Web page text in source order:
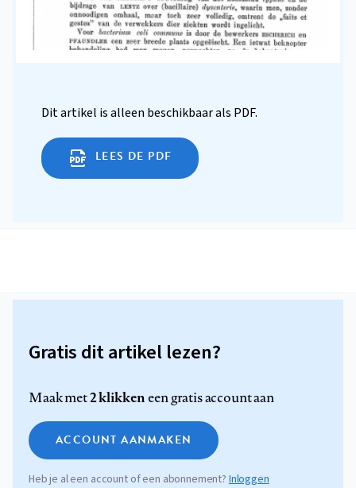
Dit artikel is alleen beschikbaar als PDF.
LEES DE PDF
Gratis dit artikel lezen?
Maak met2 klikkeneen gratis account aan
ACCOUNT AANMAKEN
Heb je al een account of een abonnement? Inloggen